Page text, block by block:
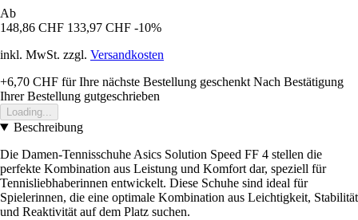
Ab
148,86 CHF 133,97 CHF -10%
inkl. MwSt. zzgl. Versandkosten
+6,70 CHF für Ihre nächste Bestellung geschenkt Nach Bestätigung
Ihrer Bestellung gutgeschrieben
Loading...
Beschreibung
Die Damen-Tennisschuhe Asics Solution Speed FF 4 stellen die
perfekte Kombination aus Leistung und Komfort dar, speziell für
Tennisliebhaberinnen entwickelt. Diese Schuhe sind ideal für
Spielerinnen, die eine optimale Kombination aus Leichtigkeit, Stabilität
und Reaktivität auf dem Platz suchen.